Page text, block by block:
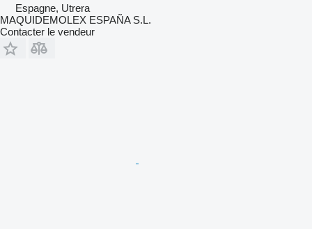
Espagne, Utrera
MAQUIDEMOLEX ESPAÑA S.L.
Contacter le vendeur